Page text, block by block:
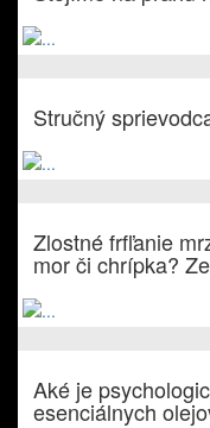
Stručný
Zlostné frfľanie
mor či chrípka?
Aké je
esenciálnych